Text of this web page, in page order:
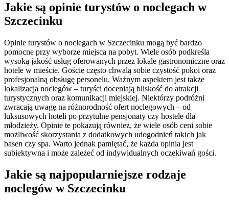
Jakie są opinie turystów o noclegach w
Szczecinku
Opinie turystów o noclegach w Szczecinku mogą być bardzo
pomocne przy wyborze miejsca na pobyt. Wiele osób podkreśla
wysoką jakość usług oferowanych przez lokale gastronomiczne oraz
hotele w mieście. Goście często chwalą sobie czystość pokoi oraz
profesjonalną obsługę personelu. Ważnym aspektem jest także
lokalizacja noclegów – turyści doceniają bliskość do atrakcji
turystycznych oraz komunikacji miejskiej. Niektórzy podróżni
zwracają uwagę na różnorodność ofert noclegowych – od
luksusowych hoteli po przytulne pensjonaty czy hostele dla
młodzieży. Opinie te pokazują również, że wiele osób ceni sobie
możliwość skorzystania z dodatkowych udogodnień takich jak
basen czy spa. Warto jednak pamiętać, że każda opinia jest
subiektywna i może zależeć od indywidualnych oczekiwań gości.
Jakie są najpopularniejsze rodzaje
noclegów w Szczecinku